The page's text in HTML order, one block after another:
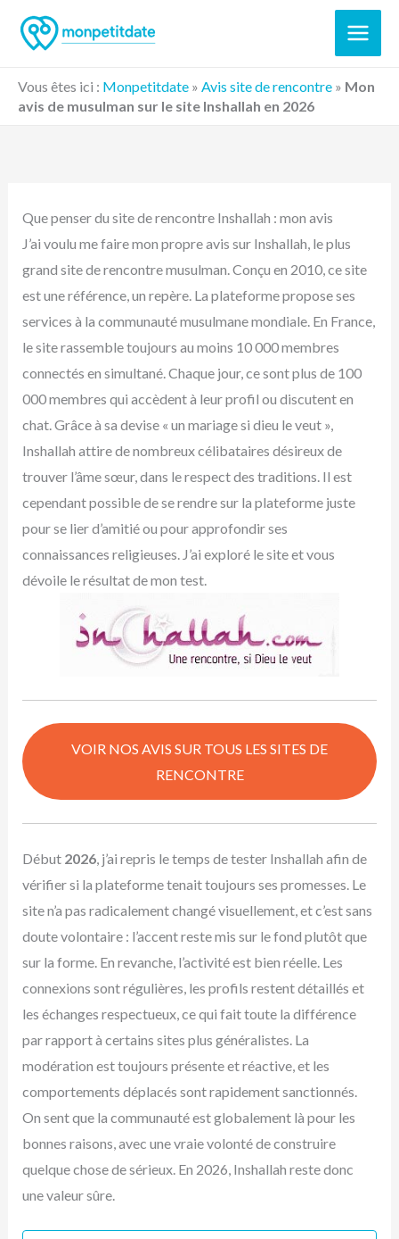
Vous êtes ici : Monpetitdate » Avis site de rencontre » Mon
avis de musulman sur le site Inshallah en 2026
Que penser du site de rencontre Inshallah : mon avis
J’ai voulu me faire mon propre avis sur Inshallah, le plus
grand site de rencontre musulman. Conçu en 2010, ce site
est une référence, un repère. La plateforme propose ses
services à la communauté musulmane mondiale. En France,
le site rassemble toujours au moins 10 000 membres
connectés en simultané. Chaque jour, ce sont plus de 100
000 membres qui accèdent à leur profil ou discutent en
chat. Grâce à sa devise « un mariage si dieu le veut »,
Inshallah attire de nombreux célibataires désireux de
trouver l’âme sœur, dans le respect des traditions. Il est
cependant possible de se rendre sur la plateforme juste
pour se lier d’amitié ou pour approfondir ses
connaissances religieuses. J’ai exploré le site et vous
dévoile le résultat de mon test.
VOIR NOS AVIS SUR TOUS LES SITES DE
RENCONTRE
Début 2026, j’ai repris le temps de tester Inshallah afin de
vérifier si la plateforme tenait toujours ses promesses. Le
site n’a pas radicalement changé visuellement, et c’est sans
doute volontaire : l’accent reste mis sur le fond plutôt que
sur la forme. En revanche, l’activité est bien réelle. Les
connexions sont régulières, les profils restent détaillés et
les échanges respectueux, ce qui fait toute la différence
par rapport à certains sites plus généralistes. La
modération est toujours présente et réactive, et les
comportements déplacés sont rapidement sanctionnés.
On sent que la communauté est globalement là pour les
bonnes raisons, avec une vraie volonté de construire
quelque chose de sérieux. En 2026, Inshallah reste donc
une valeur sûre.